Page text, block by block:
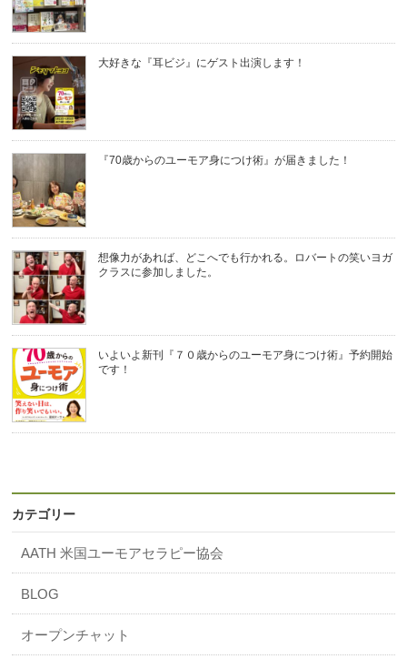
大好きな『耳ビジ』にゲスト出演します！
『70歳からのユーモア身につけ術』が届きました！
想像力があれば、どこへでも行かれる。ロバートの笑いヨガ
クラスに参加しました。
いよいよ新刊『７０歳からのユーモア身につけ術』予約開始
です！
カテゴリー
AATH 米国ユーモアセラピー協会
BLOG
オープンチャット